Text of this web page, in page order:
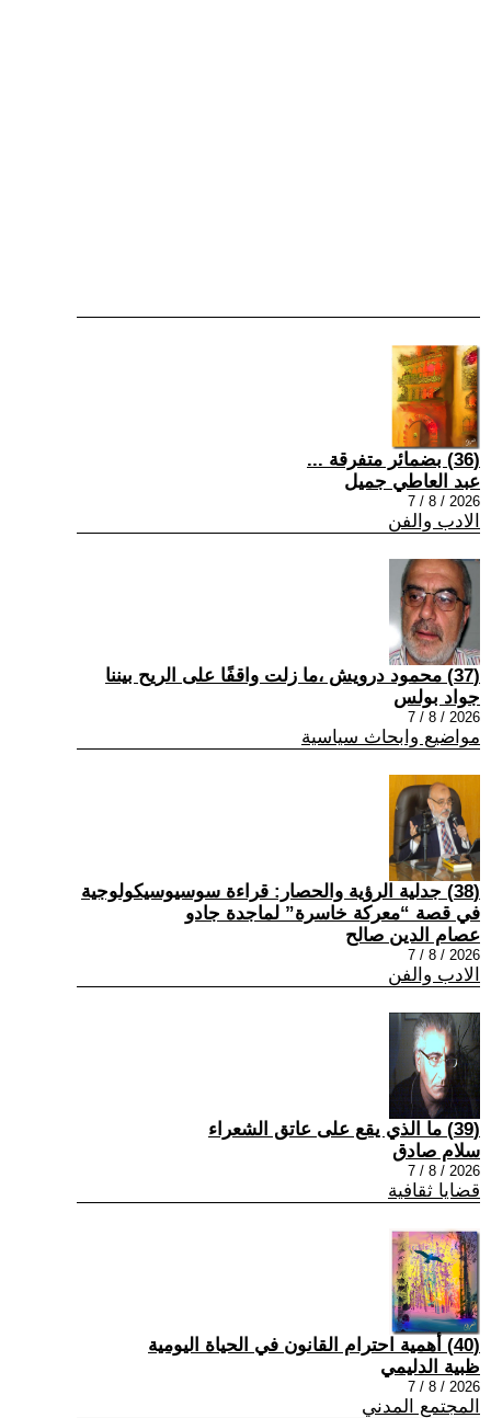
(36) بضمائر متفرقة ...
عبد العاطي جميل
2026 / 8 / 7
الادب والفن
(37) محمود درويش ،ما زلت واقفًا على الريح بيننا
جواد بولس
2026 / 8 / 7
مواضيع وابحاث سياسية
(38) جدلية الرؤية والحصار: قراءة سوسيوسيكولوجية
في قصة “معركة خاسرة” لماجدة جادو
عصام الدين صالح
2026 / 8 / 7
الادب والفن
(39) ما الذي يقع على عاتق الشعراء
سلام صادق
2026 / 8 / 7
قضايا ثقافية
(40) أهمية احترام القانون في الحياة اليومية
ظبية الدليمي
2026 / 8 / 7
المجتمع المدني